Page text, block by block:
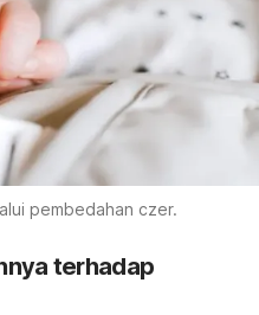
pembedahan czer.
terhadap